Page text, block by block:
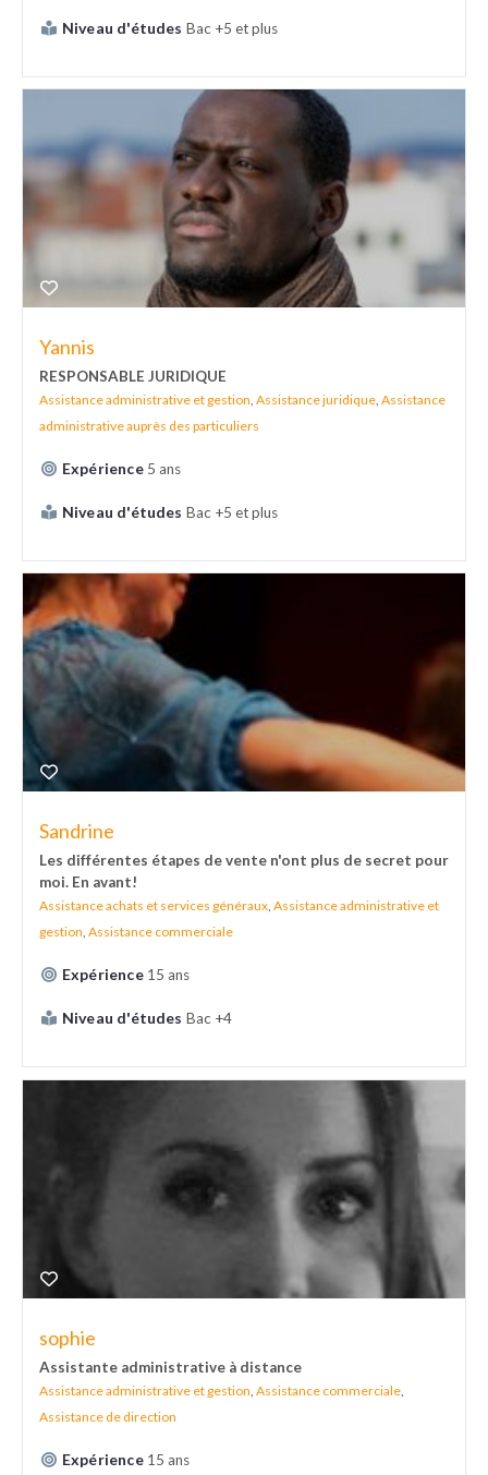
Niveau d'études Bac +5 et plus
Yannis
RESPONSABLE JURIDIQUE
Assistance administrative et gestion, Assistance juridique, Assistance
administrative auprès des particuliers
Expérience 5 ans
Niveau d'études Bac +5 et plus
Sandrine
Les différentes étapes de vente n'ont plus de secret pour
moi. En avant!
Assistance achats et services généraux, Assistance administrative et
gestion, Assistance commerciale
Expérience 15 ans
Niveau d'études Bac +4
sophie
Assistante administrative à distance
Assistance administrative et gestion Assistance commerciale
Assistance de direction
Expérience 15 ans